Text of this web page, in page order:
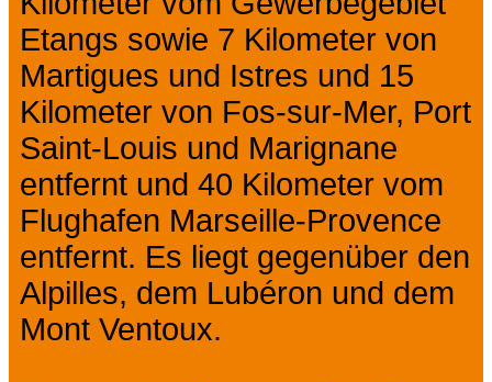
Etangs sowie 7 Kilometer von
Martigues und Istres und 15
Kilometer von Fos-sur-Mer, Port
Saint-Louis und Marignane
entfernt und 40 Kilometer vom
Flughafen Marseille-Provence
entfernt. Es liegt gegenüber den
Alpilles, dem Lubéron und dem
Mont Ventoux.